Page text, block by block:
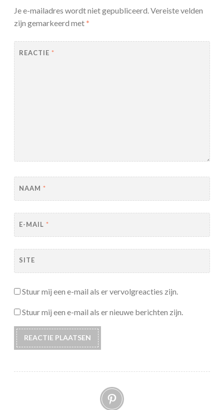
Je e-mailadres wordt niet gepubliceerd.Vereiste velden
zijn gemarkeerd met*
REACTIE *
NAAM *
E-MAIL *
SITE
Stuur mij een e-mail als er vervolgreacties zijn.
Stuur mij een e-mail als er nieuwe berichten zijn.
Pinterest